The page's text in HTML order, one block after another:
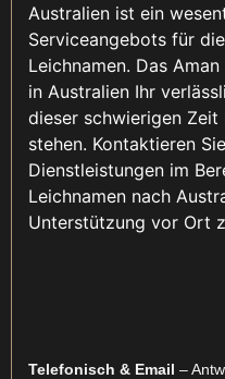
Australien ist ein
Serviceangebots für
Leichnamen. Das
in Australien Ihr
dieser schwierigen
stehen. Kontaktieren
Dienstleistungen im
Leichnamen nach
Unterstützung vor Ort
Telefonisch & Email –